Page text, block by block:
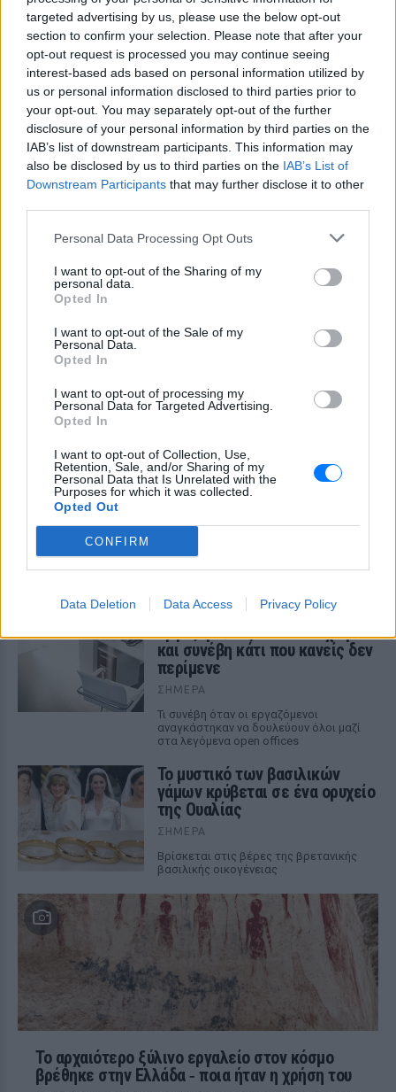
targeted advertising by us, please use the below opt-out
section to confirm your selection. Please note that after your
opt-out request is processed you may continue seeing
interest-based ads based on personal information utilized by
us or personal information disclosed to third parties prior to
your opt-out. You may separately opt-out of the further
disclosure of your personal information by third parties on the
IAB’s list of downstream participants. This information may
also be disclosed by us to third parties on the IAB’s List of
Downstream Participants that may further disclose it to other
Personal Data Processing Opt Outs
I want to opt-out of the Sharing of my
personal data.
Opted In
I want to opt-out of the Sale of my
Personal Data.
Opted In
I want to opt-out of processing my
Personal Data for Targeted Advertising.
Opted In
I want to opt-out of Collection, Use,
Retention, Sale, and/or Sharing of my
Personal Data that Is Unrelated with the
Purposes for which it was collected.
Opted Out
CONFIRM
Data Deletion Data Access Privacy Policy
ΔΕΙΤΕ ΕΠΙΣΗΣ
ΣΤΗΝ ΙΔΙΑ ΚΑΤΗΓΟΡΙΑ
Η παράξενη ελευθερία: Σε αυτή
δεν θεωρείται πρόκληση
Είναι τρόπος ζωής!
Έβαλαν όλους τους
εργαζόμενους στον ίδιο χώρο
και συνέβη κάτι που κανείς δεν
περίμενε
ΣΉΜΕΡΑ
Τι συνέβη όταν οι εργαζόμενοι
αναγκάστηκαν να δουλεύουν όλοι μαζί
στα λεγόμενα open offices
Το μυστικό των βασιλικών
γάμων κρύβεται σε ένα ορυχείο
της Ουαλίας
ΣΉΜΕΡΑ
Βρίσκεται στις βέρες της βρετανικής
βασιλικής οικογένειας
Το αρχαιότερο ξύλινο εργαλείο στον κόσμο
βρέθηκε στην Ελλάδα ‑ ποια ήταν η χρήση του